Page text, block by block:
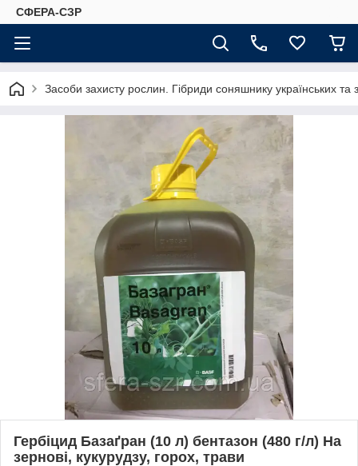
СФЕРА-СЗР
Засоби захисту рослин. Гібриди соняшнику українських та
Гербіцид Базаґран (10 л) бентазон (480 г/л) На
зернові, кукурудзу, горох, трави